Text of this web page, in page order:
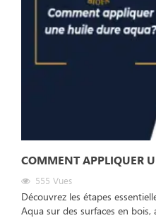
COMMENT APPLIQUER
555 Vues
Découvrez les étapes
Aqua sur des surfaces en